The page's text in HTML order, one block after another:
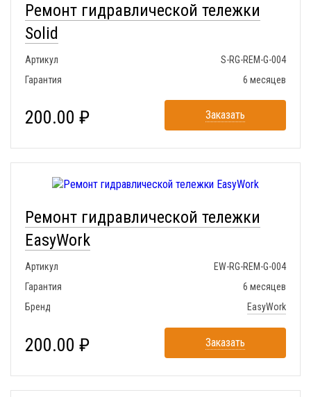
Ремонт гидравлической тележки
Solid
Артикул
S-RG-REM-G-004
Гарантия
6 месяцев
200.00 ₽ Заказать
Ремонт гидравлической тележки
EasyWork
Артикул
EW-RG-REM-G-004
Гарантия
6 месяцев
Бренд
EasyWork
200.00 ₽ Заказать